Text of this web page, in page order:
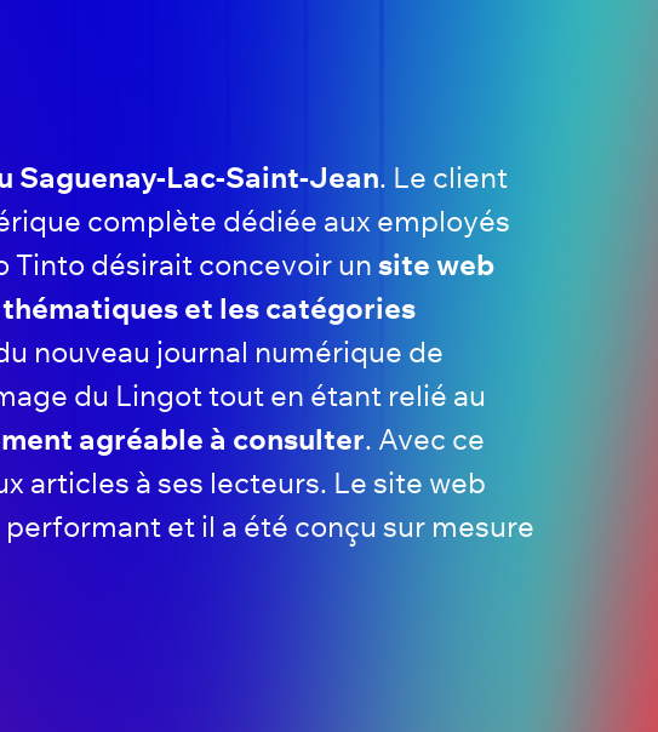
Saguenay-Lac-Saint-Jean. Le client
complète dédiée aux employés
Tinto désirait concevoir un site web
et les catégories
nouveau journal numérique de
du Lingot tout en étant relié au
agréable à consulter. Avec ce
articles à ses lecteurs. Le site web
et il a été conçu sur mesure